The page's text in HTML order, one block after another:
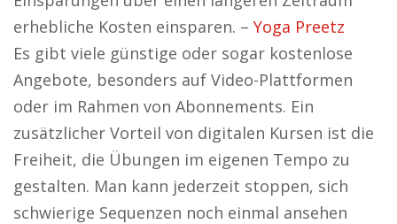
erhebliche Kosten einsparen. – Yoga Preetz
Es gibt viele günstige oder sogar kostenlose
Angebote, besonders auf Video-Plattformen
oder im Rahmen von Abonnements. Ein
zusätzlicher Vorteil von digitalen Kursen ist die
Freiheit, die Übungen im eigenen Tempo zu
gestalten. Man kann jederzeit stoppen, sich
schwierige Sequenzen noch einmal ansehen